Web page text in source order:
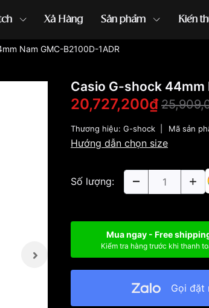
Xả Hàng Sản phẩm Kiến
Orient ...
Nam GMC-B2100D-1ADR
Casio G-shock 44mm
20,727,200₫
Thương hiệu: G-shock Mã sản
Hướng dẫn chọn size
Số lượng:
Mua ngay - Free
Kiểm tra hàng trước khi thanh
Gọi đặt